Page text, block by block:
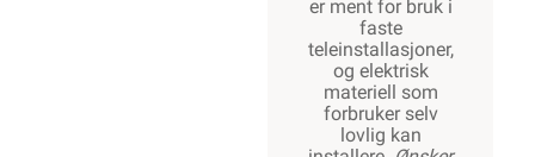
er ment for bruk i
faste
teleinstallasjoner,
og elektrisk
materiell som
forbruker selv
lovlig kan